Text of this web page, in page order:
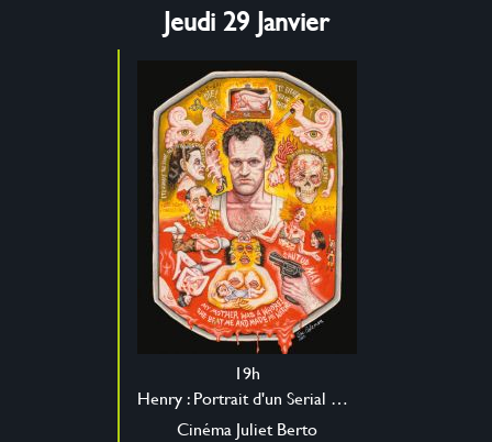
Jeudi 29 Janvier
19h
Henry : Portrait d'un Serial Killer
Cinéma Juliet Berto